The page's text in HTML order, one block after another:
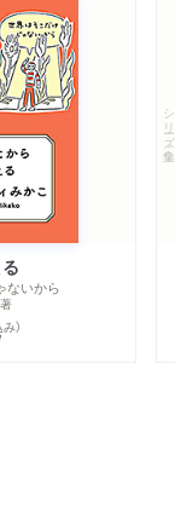
ないから
著
）
シリーズ・全集